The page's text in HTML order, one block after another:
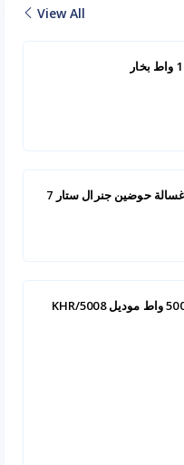
View All
شارك المنتج عبر: غسالة حوضين جنرال ستار 7